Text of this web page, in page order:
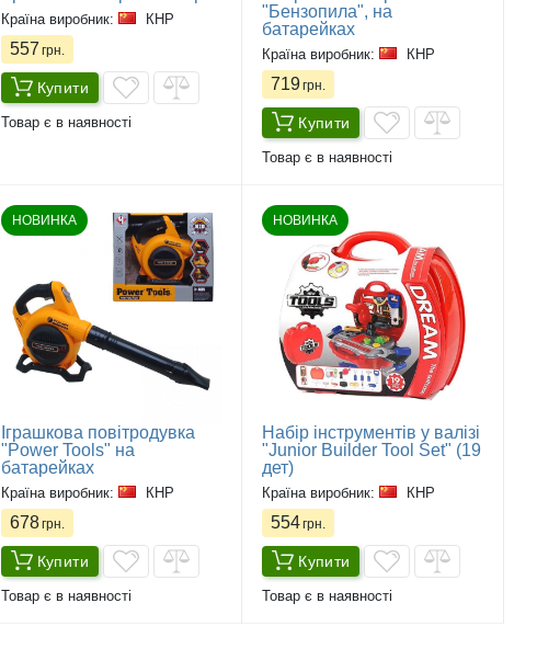
Країна виробник: КНР
557 грн.
Купити
Товар є в наявності
"Бензопила", на
батарейках
Країна виробник: КНР
719грн.
Купити
Товар є в наявності
НОВИНКА
Іграшкова повітродувка
"Power Tools" на
батарейках
Країна виробник: КНР
678грн.
Купити
Товар є в наявності
НОВИНКА
Набір інструментів у валізі
"Junior Builder Tool Set" (19
дет)
Країна виробник: КНР
554грн.
Купити
Товар є в наявності